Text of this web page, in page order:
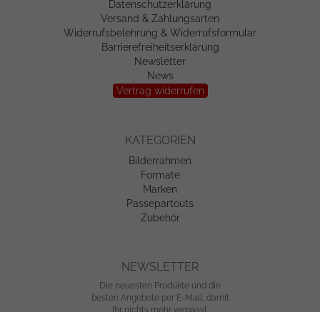
Datenschutzerklärung
Versand & Zahlungsarten
Widerrufsbelehrung & Widerrufsformular
Barrierefreiheitserklärung
Newsletter
News
Vertrag widerrufen
KATEGORIEN
Bilderrahmen
Formate
Marken
Passepartouts
Zubehör
NEWSLETTER
Die neuesten Produkte und die
besten Angebote per E-Mail, damit